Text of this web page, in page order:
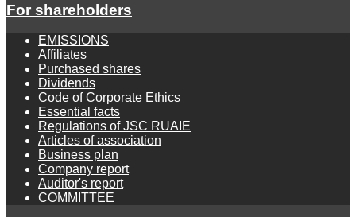
For shareholders
EMISSIONS
Affiliates
Purchased shares
Dividends
Code of Corporate Ethics
Essential facts
Regulations of JSC RUAIE
Articles of association
Business plan
Company report
Auditor's report
COMMITTEE